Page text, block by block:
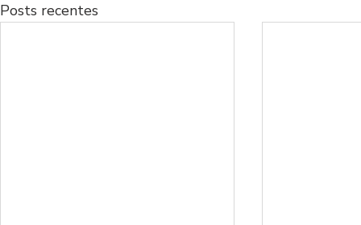
Posts recentes